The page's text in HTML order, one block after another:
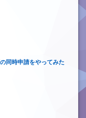
同時申請をやってみた